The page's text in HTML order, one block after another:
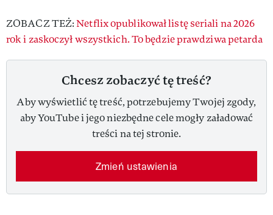
ZOBACZ TEŻ:Netflix opublikował listę seriali na 2026
rok i zaskoczył wszystkich. To będzie prawdziwa petarda
Chcesz zobaczyć tę treść?
Aby wyświetlić tę treść, potrzebujemy Twojej zgody,
aby YouTube i jego niezbędne cele mogły załadować
treści na tej stronie.
Zmień ustawienia